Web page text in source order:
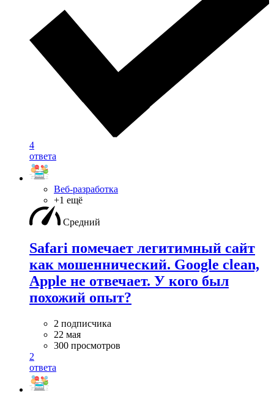
4
ответа
Веб-разработка
+1 ещё
Средний
Safari помечает легитимный сайт
как мошеннический. Google clean,
Apple не отвечает. У кого был
похожий опыт?
2 подписчика
22 мая
300 просмотров
2
ответа